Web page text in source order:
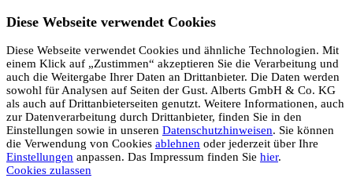
Diese Webseite verwendet Cookies
Diese Webseite verwendet Cookies und ähnliche Technologien. Mit
einem Klick auf „Zustimmen“ akzeptieren Sie die Verarbeitung und
auch die Weitergabe Ihrer Daten an Drittanbieter. Die Daten werden
sowohl für Analysen auf Seiten der Gust. Alberts GmbH & Co. KG
als auch auf Drittanbieterseiten genutzt. Weitere Informationen, auch
zur Datenverarbeitung durch Drittanbieter, finden Sie in den
Einstellungen sowie in unseren Datenschutzhinweisen. Sie können
die Verwendung von Cookies ablehnen oder jederzeit über Ihre
Einstellungen anpassen. Das Impressum finden Sie hier.
Cookies zulassen